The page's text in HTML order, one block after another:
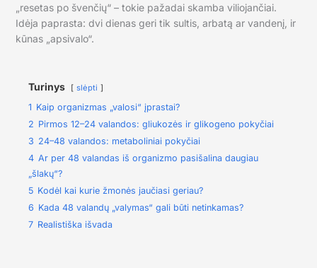
„resetas po švenčių“ – tokie pažadai skamba viliojančiai.
Idėja paprasta: dvi dienas geri tik sultis, arbatą ar vandenį, ir
kūnas „apsivalo“.
Turinys slėpti
1 Kaip organizmas „valosi“ įprastai?
2 Pirmos 12–24 valandos: gliukozės ir glikogeno pokyčiai
3 24–48 valandos: metaboliniai pokyčiai
4 Ar per 48 valandas iš organizmo pasišalina daugiau
„šlakų“?
5 Kodėl kai kurie žmonės jaučiasi geriau?
6 Kada 48 valandų „valymas“ gali būti netinkamas?
7 Realistiška išvada